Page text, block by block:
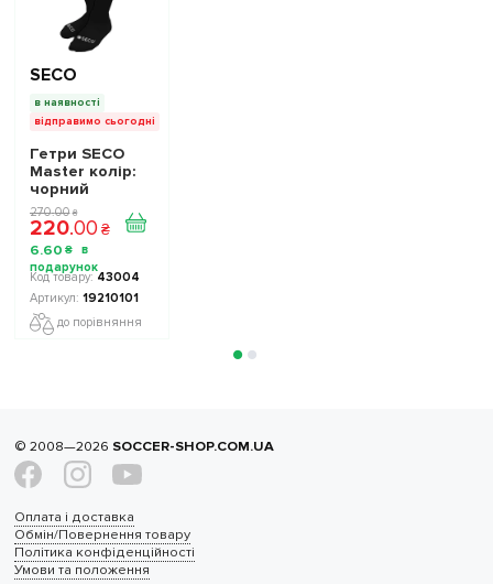
SECO
в наявності
відправимо сьогодні
Гетри SECO
Master колір:
чорний
270.00 ₴
220.00 ₴
6.60 ₴
43004
19210101
до порівняння
© 2008—2026 SOCCER-SHOP.COM.UA
Оплата і доставка
Обмін/Повернення товару
Політика конфіденційності
Умови та положення